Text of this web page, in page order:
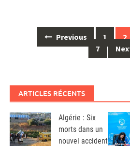
navigation
Previous 1 2
7
ARTICLES RÉCENTS
Algérie : Six
morts dans un
nouvel accident